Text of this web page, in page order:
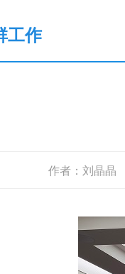
工作
作者：刘晶晶